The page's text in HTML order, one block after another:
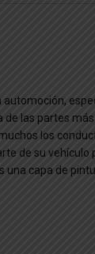
automoción,
de las partes
los
de su
capa de